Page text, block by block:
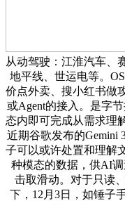
从动驾驶：江淮汽车、
地平线、世运电等。
价点外卖、搜小红书做
或Agent的接入。是字
态内即可完成从需求理
近期谷歌发布的Gemini
子可以或许处置和理解
种模态的数据，供AI
击取滑动。对于只读
下，12月3日，如锤子